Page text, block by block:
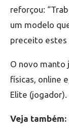
reforçou:
um modelo
preceito estes
O novo manto
físicas, online
Elite (jogador).
Veja também: